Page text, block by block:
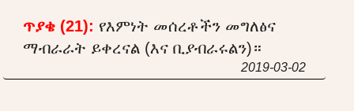
ጥያቄ (21): የእምነት መሰረቶችን መግለፅና
ማብራራት ይቀረናል (እና ቢያብራሩልን)።
2019-03-02